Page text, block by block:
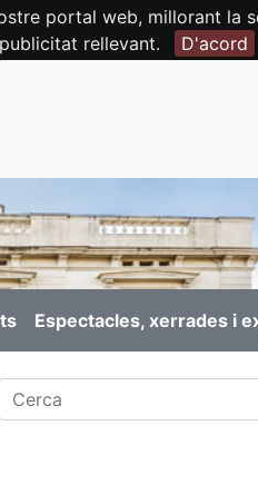
portal web, millorant
rellevant.
D'acord
Espectacles, xerrades i